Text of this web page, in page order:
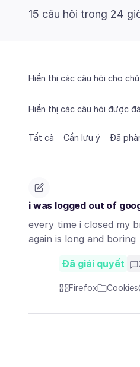
15 câu hỏi trong 24
Hiển thị các câu hỏi cho
Hiển thị các câu hỏi được
Tất cả Cần lưu ý Đã
i was logged out of
every time i closed my
again is long and boring
Đã giải quyết
Firefox Cookies